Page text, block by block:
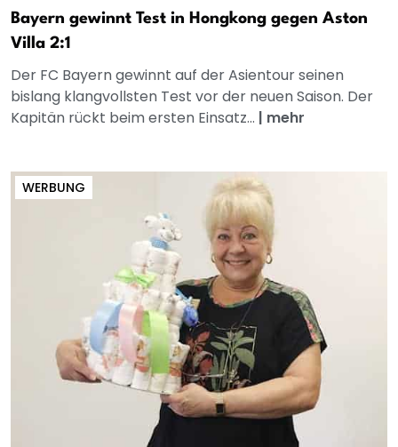
Bayern gewinnt Test in Hongkong gegen Aston
Villa 2:1
Der FC Bayern gewinnt auf der Asientour seinen
bislang klangvollsten Test vor der neuen Saison. Der
Kapitän rückt beim ersten Einsatz... | mehr
WERBUNG